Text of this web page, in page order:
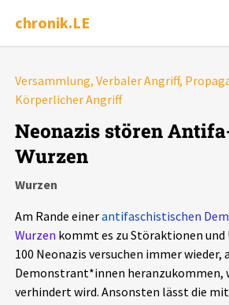
chronik.LE
Ereignis
Chronik
Dossiers
Leipziger Zustände
Schlaglichter
Versammlung, Verbaler Angriff,
Körperlicher Angriff
Neonazis stören
Wurzen
Wurzen
Am Rande einerantifaschistischen
Wurzen kommt es zu Störaktionen und
100 Neonazis versuchen immer wieder,
Demonstrant*innen heranzukommen,
verhindert wird. Ansonsten lässt die mit
Alle Ereignisse
7502Ereignisse